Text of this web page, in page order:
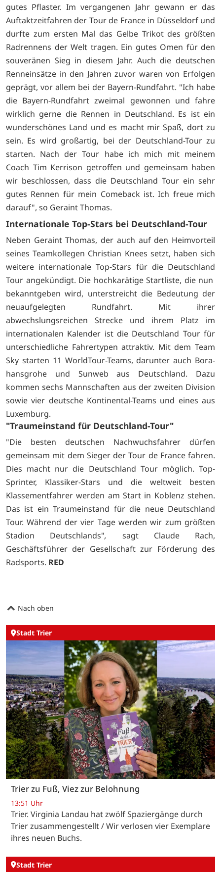
gutes Pflaster. Im vergangenen Jahr gewann er das
Auftaktzeitfahren der Tour de France in Düsseldorf und
durfte zum ersten Mal das Gelbe Trikot des größten
Radrennens der Welt tragen. Ein gutes Omen für den
souveränen Sieg in diesem Jahr. Auch die deutschen
Renneinsätze in den Jahren zuvor waren von Erfolgen
geprägt, vor allem bei der Bayern-Rundfahrt. "Ich habe
die Bayern-Rundfahrt zweimal gewonnen und fahre
wirklich gerne die Rennen in Deutschland. Es ist ein
wunderschönes Land und es macht mir Spaß, dort zu
sein. Es wird großartig, bei der Deutschland-Tour zu
starten. Nach der Tour habe ich mich mit meinem
Coach Tim Kerrison getroffen und gemeinsam haben
wir beschlossen, dass die Deutschland Tour ein sehr
gutes Rennen für mein Comeback ist. Ich freue mich
darauf", so Geraint Thomas.
Internationale Top-Stars bei Deutschland-Tour
Neben Geraint Thomas, der auch auf den Heimvorteil
seines Teamkollegen Christian Knees setzt, haben sich
weitere internationale Top-Stars für die Deutschland
Tour angekündigt. Die hochkarätige Startliste, die nun
bekanntgeben wird, unterstreicht die Bedeutung der
neuaufgelegten Rundfahrt. Mit ihrer
abwechslungsreichen Strecke und ihrem Platz im
internationalen Kalender ist die Deutschland Tour für
unterschiedliche Fahrertypen attraktiv. Mit dem Team
Sky starten 11 WorldTour-Teams, darunter auch Bora-
hansgrohe und Sunweb aus Deutschland. Dazu
kommen sechs Mannschaften aus der zweiten Division
sowie vier deutsche Kontinental-Teams und eines aus
Luxemburg.
"Traumeinstand für Deutschland-Tour"
"Die besten deutschen Nachwuchsfahrer dürfen
gemeinsam mit dem Sieger der Tour de France fahren.
Dies macht nur die Deutschland Tour möglich. Top-
Sprinter, Klassiker-Stars und die weltweit besten
Klassementfahrer werden am Start in Koblenz stehen.
Das ist ein Traumeinstand für die neue Deutschland
Tour. Während der vier Tage werden wir zum größten
Stadion Deutschlands", sagt Claude Rach,
Geschäftsführer der Gesellschaft zur Förderung des
Radsports. RED
Nach oben
Stadt Trier
Trier zu Fuß, Viez zur Belohnung
13:51 Uhr
Trier. Virginia Landau hat zwölf Spaziergänge durch
Trier zusammengestellt / Wir verlosen vier Exemplare
ihres neuen Buchs.
Stadt Trier